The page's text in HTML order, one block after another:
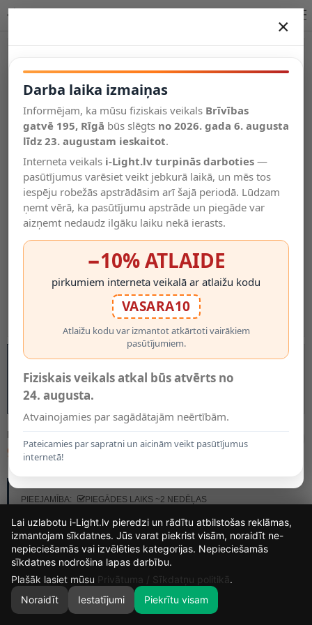
Salīdzināt
Vēlmju
saraksts
Valodas
0
MODELIS:
99.95€
PIEEJAMĪBA:
PIEGĀDES LAIKS ~2 NEDĒĻAS
×
Darba laika izmaiņas
Informējam, ka mūsu fiziskais veikals Brīvības
gatvē 195, Rīgā būs slēgts no 2026. gada 6. augusta
līdz 23. augustam ieskaitot.
Interneta veikals i-Light.lv turpinās darboties —
pasūtījumus varēsiet veikt jebkurā laikā, un mēs tos
iespēju robežās apstrādāsim arī šajā periodā. Lūdzam
ņemt vērā, ka pasūtījumu apstrāde un piegāde var
aizņemt nedaudz ilgāku laiku nekā ierasts.
−10% ATLAIDE
pirkumiem interneta veikalā ar atlaižu kodu
VASARA10
Atlaižu kodu var izmantot atkārtoti vairākiem
pasūtījumiem.
Fiziskais veikals atkal būs atvērts no
24. augusta.
Atvainojamies par sagādātajām neērtībām.
Pateicamies par sapratni un aicinām veikt pasūtījumus
internetā!
15
DIENAS
20
STUNDAS
46
MIN.
1
Lai uzlabotu i-Light.lv pieredzi un rādītu atbilstošas reklāmas,
izmantojam sīkdatnes. Jūs varat piekrist visām, noraidīt ne-
nepieciešamās vai izvēlēties kategorijas. Nepieciešamās
sīkdatnes nodrošina lapas darbību.
Plašāk lasiet mūsu Privātuma / Sīkdatņu politikā.
Noraidīt
Iestatījumi Piekrītu visam